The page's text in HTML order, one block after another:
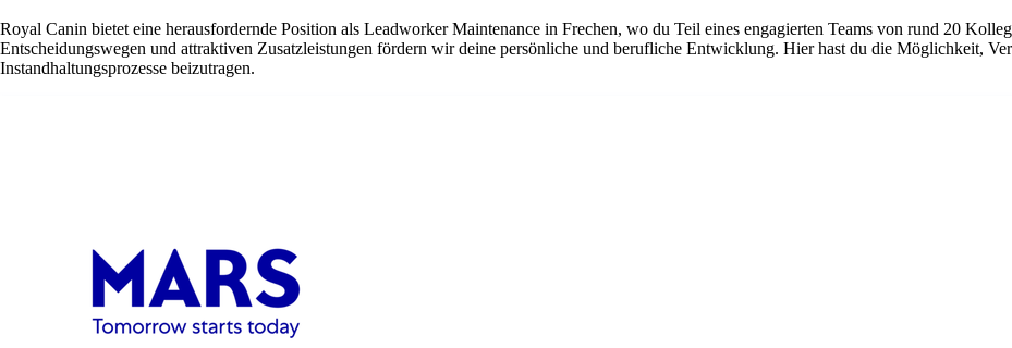
Royal Canin bietet eine herausfordernde Position als Leadworker Maintenance in Frechen, wo du Teil eines engagierten Teams von rund 20
Entscheidungswegen und attraktiven Zusatzleistungen fördern wir deine persönliche und berufliche Entwicklung. Hier hast du die Möglichkeit,
Instandhaltungsprozesse beizutragen.